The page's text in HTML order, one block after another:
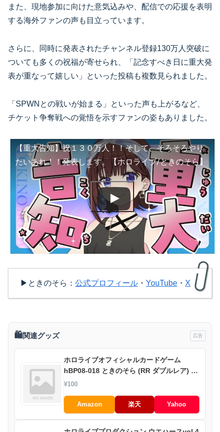
また、現地参加に向けた意気込みや、配信での応援を表明
する海外ファンの声も目立っています。
さらに、同時に発表されたチャンネル登録130万人突破に
ついても多くの祝福が寄せられ、「記念すべき日に重大発
表が重なって嬉しい」といった投稿も複数見られました。
「SPWNとの戦いが始まる」といった声も上がるなど、
チケット争奪戦への覚悟を示すファンの姿もありました。
【重大告知】祝１３０万人！！そして、そろそろやり
たいあれ！！発表します。【ホロライブ/ときのそら】
▶ときのそら： 公式プロフィール ・ YouTube ・ X
🛍️関連グッズ 広告
ホロライブオフィシャルカードゲーム
hBP08-018 ときのそら (RR ダブルレア) ブ
ースターパック バウンサーバウンド (ホロ
¥100
Amazon 楽天 Yahoo